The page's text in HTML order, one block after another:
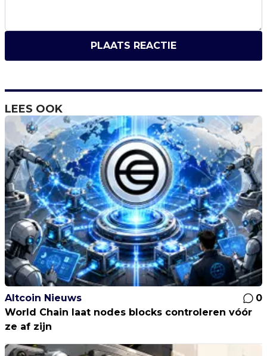
PLAATS REACTIE
LEES OOK
Altcoin Nieuws
0
World Chain laat nodes blocks controleren vóór
ze af zijn